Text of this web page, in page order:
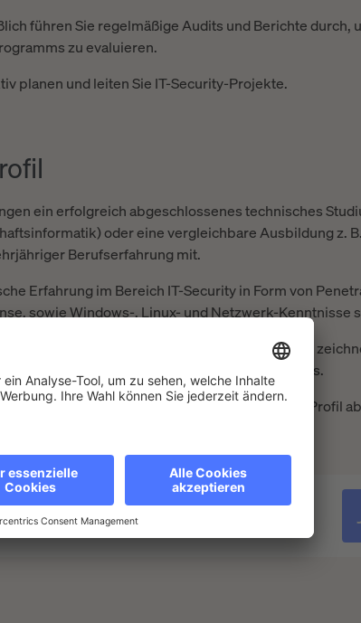
führen Sie regelmäßige Audits und Berichte durch,
zu evaluieren.
planen und leiten Sie IT-Security-Projekte.
ein erfolgreich abgeschlossenes technisches
oder eine vergleichbare Ausbildung z.
Berufserfahrung mit.
Erfahrung im Bereich IT-Security in Form von
sowie Windows-, Linux- und Netzwerk-Kenntnisse
einer präzisen und zielorientierten Arbeitsweise
durch ein hohes Maß an Eigeninitiative aus.
Deutsch- und Englischkenntnisse runden Ihr Profil
sich gut an?